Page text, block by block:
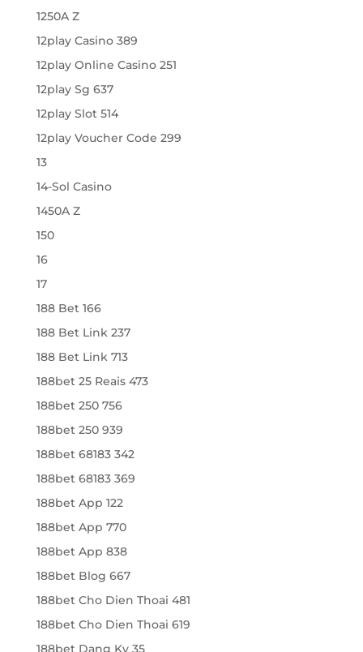
1250A Z
12play Casino 389
12play Online Casino 251
12play Sg 637
12play Slot 514
12play Voucher Code 299
13
14-Sol Casino
1450A Z
150
16
17
188 Bet 166
188 Bet Link 237
188 Bet Link 713
188bet 25 Reais 473
188bet 250 756
188bet 250 939
188bet 68183 342
188bet 68183 369
188bet App 122
188bet App 770
188bet App 838
188bet Blog 667
188bet Cho Dien Thoai 481
188bet Cho Dien Thoai 619
188bet Dang Ky 35